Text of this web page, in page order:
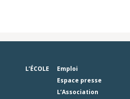
L’ÉCOLE
Emploi
Espace presse
L’Association